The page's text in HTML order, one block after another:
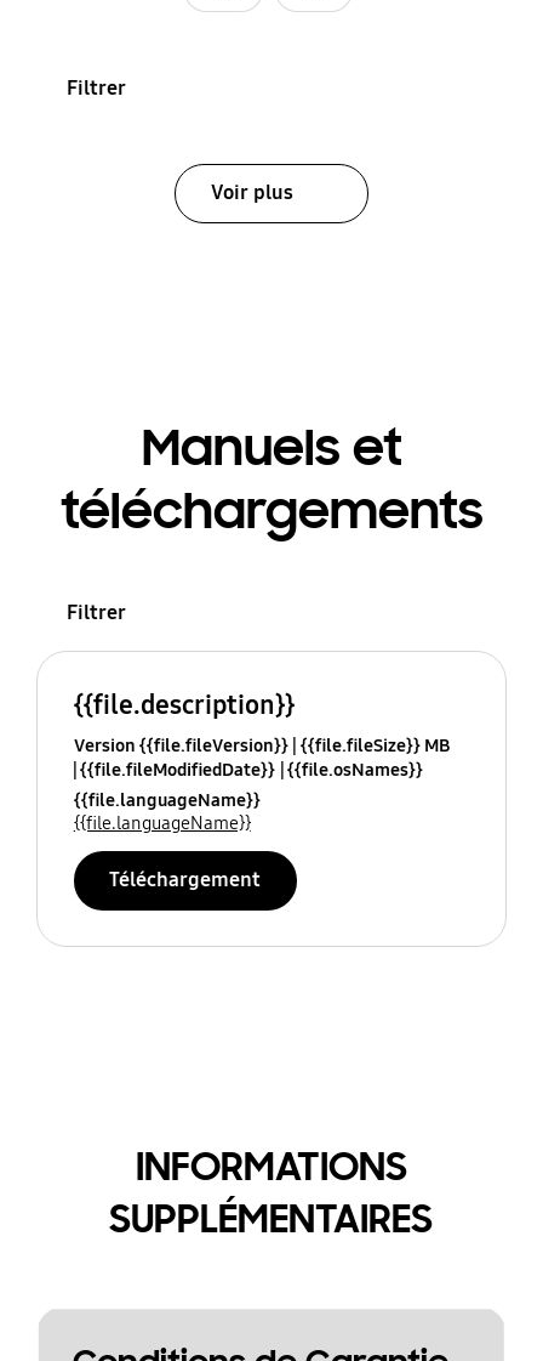
Filtrer
Voir plus
Manuels et
téléchargements
Filtrer
{{file.description}}
Version {{file.fileVersion}} {{file.fileSize}} MB
{{file.fileModifiedDate}} {{file.osNames}}
{{file.languageName}}
{{file.languageName}}
Téléchargement
INFORMATIONS
SUPPLÉMENTAIRES